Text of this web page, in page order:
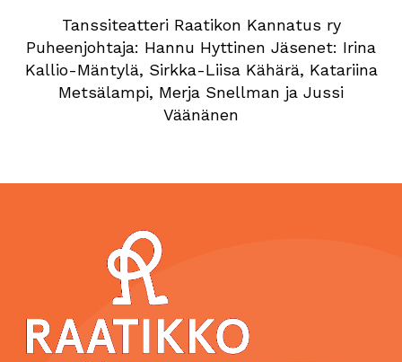
Tanssiteatteri Raatikon Kannatus ry
Puheenjohtaja: Hannu Hyttinen Jäsenet: Irina
Kallio-Mäntylä, Sirkka-Liisa Kähärä, Katariina
Metsälampi, Merja Snellman ja Jussi
Väänänen